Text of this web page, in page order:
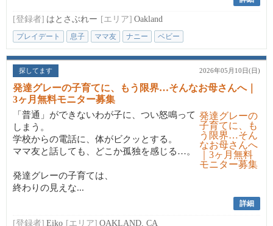
[登録者] はとさぶれー [エリア] Oakland
プレイデート 息子 ママ友 ナニー ベビー
探してます 2026年05月10日(日)
発達グレーの子育てに、もう限界…そんなお母さんへ｜
3ヶ月無料モニター募集
「普通」ができないわが子に、つい怒鳴って
しまう。
学校からの電話に、体がビクッとする。
ママ友と話しても、どこか孤独を感じる…。
発達グレーの子育ては、
終わりの見えな...
詳細
[登録者] Eiko [エリア] OAKLAND, CA